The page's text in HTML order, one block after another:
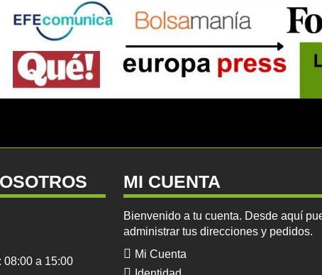
08:00 a 15:00
MI CUENTA
Bienvenido a tu cuenta. Desde aquí
administrar tus direcciones y pedidos.
Mi Cuenta